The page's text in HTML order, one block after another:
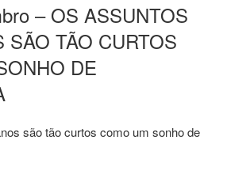
– OS ASSUNTOS
SÃO TÃO CURTOS
DE
são tão curtos como um sonho de